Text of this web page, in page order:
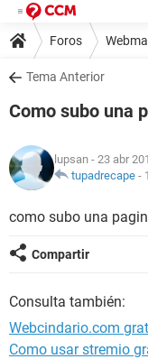
Foros
Tema Anterior
Como subo una
lupsan - 23 abr
tupadrecape -
como subo una
Compartir
Consulta también:
Webcindario.com
Como usar stremio